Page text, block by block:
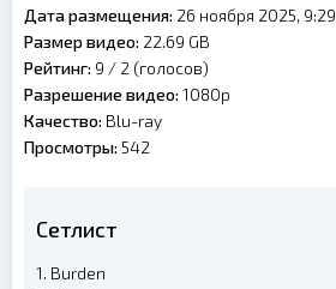
Дата размещения: 26 ноября 2025, 9:29
Размер видео: 22.69 GB
Рейтинг: 9 / 2 (голосов)
Разрешение видео: 1080p
Качество: Blu-ray
Просмотры: 542
Сетлист
1. Burden